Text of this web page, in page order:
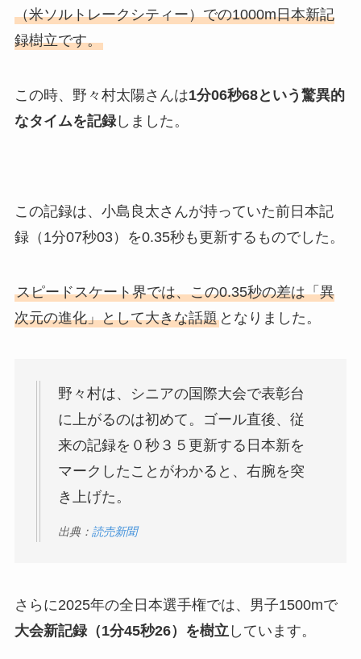
（米ソルトレークシティー）での1000m日本新記
録樹立です。
この時、野々村太陽さんは1分06秒68という驚異的
なタイムを記録しました。
この記録は、小島良太さんが持っていた前日本記
録（1分07秒03）を0.35秒も更新するものでした。
スピードスケート界では、この0.35秒の差は「異
次元の進化」として大きな話題となりました。
野々村は、シニアの国際大会で表彰台
に上がるのは初めて。ゴール直後、従
来の記録を０秒３５更新する日本新を
マークしたことがわかると、右腕を突
き上げた。
出典： 読売新聞
さらに2025年の全日本選手権では、男子1500mで
大会新記録（1分45秒26）を樹立しています。